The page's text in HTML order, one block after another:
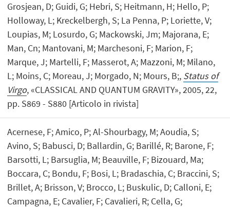
Grosjean, D; Guidi, G; Hebri, S; Heitmann, H; Hello, P;
Holloway, L; Kreckelbergh, S; La Penna, P; Loriette, V;
Loupias, M; Losurdo, G; Mackowski, Jm; Majorana, E;
Man, Cn; Mantovani, M; Marchesoni, F; Marion, F;
Marque, J; Martelli, F; Masserot, A; Mazzoni, M; Milano,
L; Moins, C; Moreau, J; Morgado, N; Mours, B;, Status of
Virgo, «CLASSICAL AND QUANTUM GRAVITY», 2005, 22,
pp. S869 - S880 [Articolo in rivista]
Acernese, F; Amico, P; Al-Shourbagy, M; Aoudia, S;
Avino, S; Babusci, D; Ballardin, G; Barillé, R; Barone, F;
Barsotti, L; Barsuglia, M; Beauville, F; Bizouard, Ma;
Boccara, C; Bondu, F; Bosi, L; Bradaschia, C; Braccini, S;
Brillet, A; Brisson, V; Brocco, L; Buskulic, D; Calloni, E;
Campagna, E; Cavalier, F; Cavalieri, R; Cella, G;